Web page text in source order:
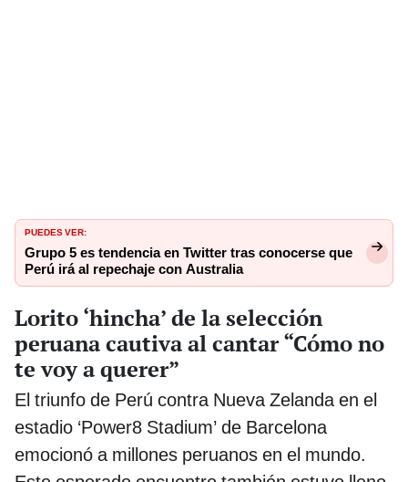
PUEDES VER:
Grupo 5 es tendencia en Twitter tras conocerse que
Perú irá al repechaje con Australia
Lorito ‘hincha’ de la selección
peruana cautiva al cantar “Cómo no
te voy a querer”
El triunfo de Perú contra Nueva Zelanda en el
estadio ‘Power8 Stadium’ de Barcelona
emocionó a millones peruanos en el mundo.